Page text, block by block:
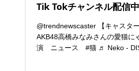
Tik Tokチャンネル配信中
@trendnewscaster 【キャスタ
AKB48高橋みなみさんの愛猫に
演 ニュース#猫 ♬ Neko -